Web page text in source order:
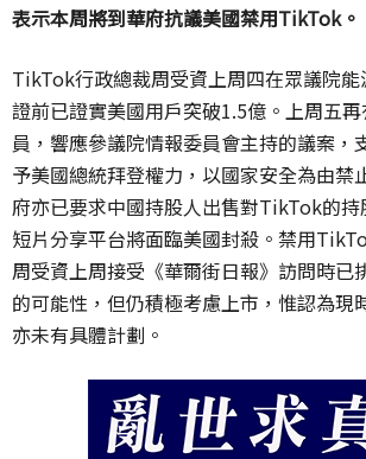
表示本周將到華府抗議美國禁用TikTok。
TikTok行政總裁周受資上周四在眾議院
證前已證實美國用戶突破1.5億。上周五
員，響應參議院情報委員會主持的議案，
予美國總統拜登權力，以國家安全為由禁
府亦已要求中國持股人出售對TikTok的
短片分享平台將面臨美國封殺。禁用
周受資上周接受《華爾街日報》訪問時已
的可能性，但仍積極考慮上市，惟認為現
亦未有具體計劃。